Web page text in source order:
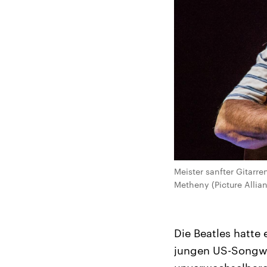
Meister sanfter
Metheny (Picture
Die Beatles hatte
jungen US-